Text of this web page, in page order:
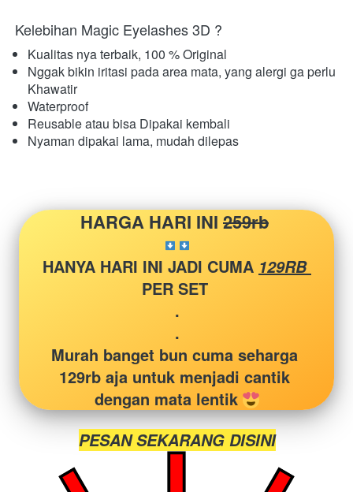
Kelebihan Magic Eyelashes 3D ?
Kualitas nya terbaik, 100 % Original
Nggak bikin iritasi pada area mata, yang alergi ga perlu
Khawatir
Waterproof
Reusable atau bisa Dipakai kembali
Nyaman dipakai lama, mudah dilepas
HARGA HARI INI 259rb
HANYA HARI INI JADI CUMA 129RB
PER SET
.
.
Murah banget bun cuma seharga
129rb aja untuk menjadi cantik
dengan mata lentik
PESAN SEKARANG DISINI